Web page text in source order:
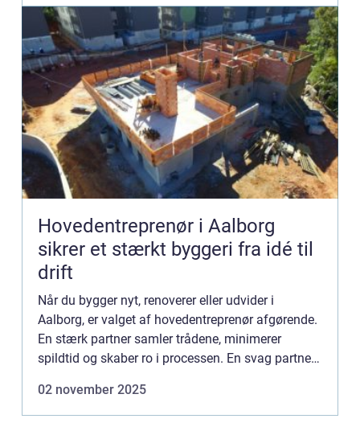
Hovedentreprenør i Aalborg
sikrer et stærkt byggeri fra idé til
drift
Når du bygger nyt, renoverer eller udvider i
Aalborg, er valget af hovedentreprenør afgørende.
En stærk partner samler trådene, minimerer
spildtid og skaber ro i processen. En svag partner
02 november 2025